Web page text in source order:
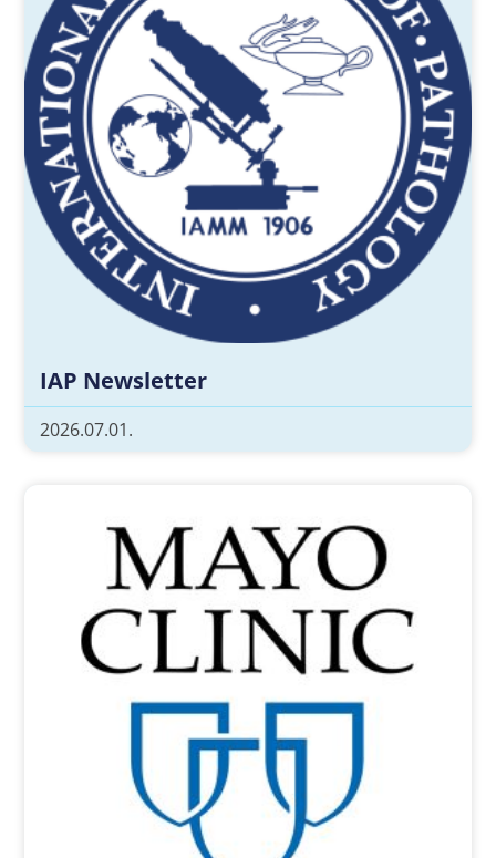
IAP Newsletter
2026.07.01.